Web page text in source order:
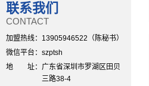
联系我们
CONTACT
加盟热线： 13905946522（陈秘书）
微信平台： szptsh
地 址： 广东省深圳市罗湖区田贝
三路38-4